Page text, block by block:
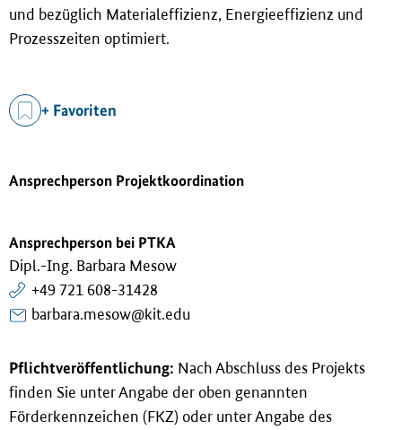
und bezüglich Materialeffizienz, Energieeffizienz und
Prozesszeiten optimiert.
+ Favoriten
Ansprechperson Projektkoordination
Ansprechperson bei PTKA
Dipl.-Ing. Barbara Mesow
+49 721 608-31428
barbara.mesow@kit.edu
Pflichtveröffentlichung: Nach Abschluss des Projekts
finden Sie unter Angabe der oben genannten
Förderkennzeichen (FKZ) oder unter Angabe des